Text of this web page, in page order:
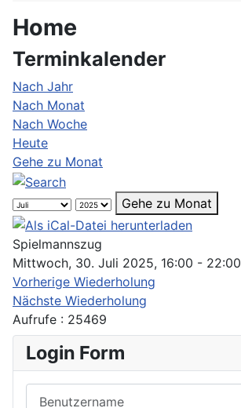
Home
Terminkalender
Nach Jahr
Nach Monat
Nach Woche
Heute
Gehe zu Monat
Gehe zu Monat
Spielmannszug
Mittwoch, 30. Juli 2025, 16:00 - 22:00
Vorherige Wiederholung
Nächste Wiederholung
Aufrufe : 25469
Login Form